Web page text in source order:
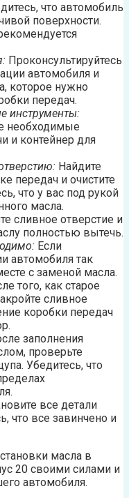
что автомобиль
поверхности.
Проконсультируйтесь
автомобиля и
которое нужно
передач.
инструменты:
необходимые
и контейнер для
Найдите
передач и очистите
что у вас под рукой
масла.
сливное отверстие и
полностью вытечь.
Если
автомобиля так
с заменой масла.
того, как старое
сливное
коробки передач
заполнения
проверьте
Убедитесь, что
все детали
что все завинчено и
масла в
20 своими силами и
автомобиля.